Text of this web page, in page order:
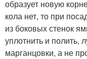
образует новую
кола нет, то при
из боковых стенок
уплотнить и полить,
марганцовки, а не